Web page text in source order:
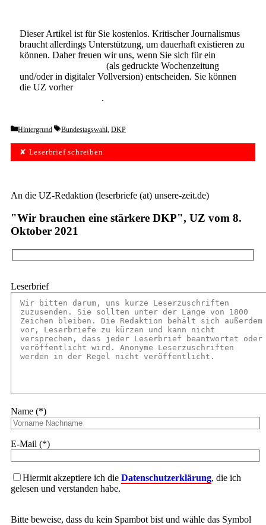
Dieser Artikel ist für Sie kostenlos. Kritischer Journalismus
braucht allerdings Unterstützung, um dauerhaft existieren zu
können. Daher freuen wir uns, wenn Sie sich für ein
(als gedruckte Wochenzeitung
und/oder in digitaler Vollversion) entscheiden. Sie können
die UZ vorher
.
Categories
Hintergrund Tags
Bundestagswahl, DKP
✘ Leserbrief schreiben
An die UZ-Redaktion (leserbriefe (at) unsere-zeit.de)
"Wir brauchen eine stärkere DKP", UZ vom 8.
Oktober 2021
Leserbrief
Name (*)
E-Mail (*)
Hiermit akzeptiere ich die Datenschutzerklärung, die ich
gelesen und verstanden habe.
Bitte beweise, dass du kein Spambot bist und wähle das Symbol